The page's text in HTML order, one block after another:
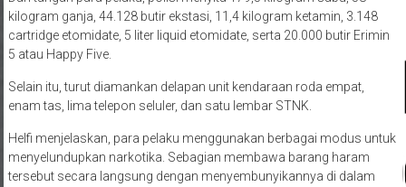
cartridge etomidate, 5 liter liquid etomidate, serta 20.000 butir Erimin
5 atau Happy Five.
enam tas, lima telepon seluler, dan satu lembar STNK.
menyelundupkan narkotika. Sebagian membawa barang haram
tersebut secara langsung dengan menyembunyikannya di dalam
tas, kardus, kotak speaker, maupun bagasi kendaraan pribadi dan